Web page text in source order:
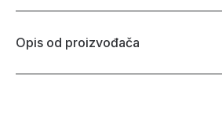
Opis od proizvođača